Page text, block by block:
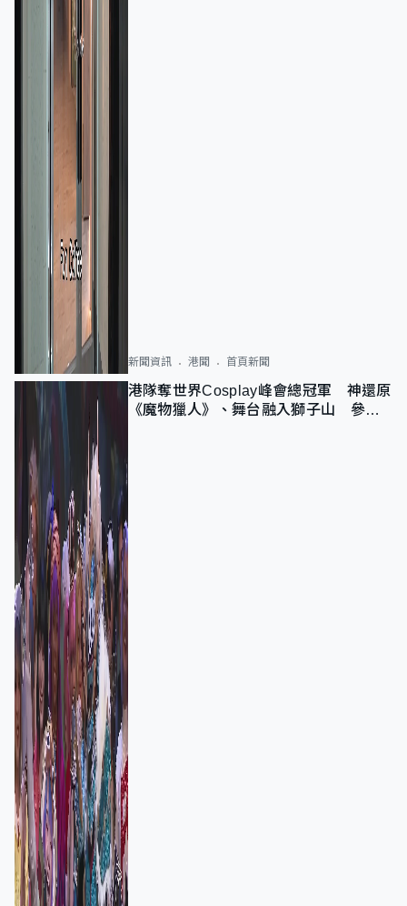
新聞資訊 港聞 首頁新聞
港隊奪世界Cosplay峰會總冠軍 神還原
《魔物獵人》、舞台融入獅子山 參賽